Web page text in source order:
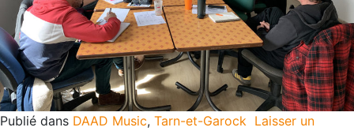
Publié dans DAAD Music, Tarn-et-Garock Laisser un